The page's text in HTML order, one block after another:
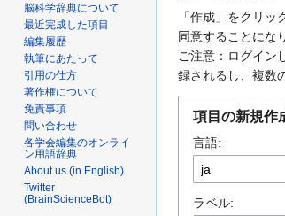
ゲ
ー
シ
ョ
に
移
動
「作成」をクリ
同意することにな
ご注意：ログイン
録されるし、複数
項目の新規作
言語:
ラベル:
脳科学辞典について
最近完成した項目
編集履歴
執筆にあたって
引用の仕方
著作権について
免責事項
問い合わせ
各学会編集のオンライ
ン用語辞典
About us (in English)
Twitter
(BrainScienceBot)